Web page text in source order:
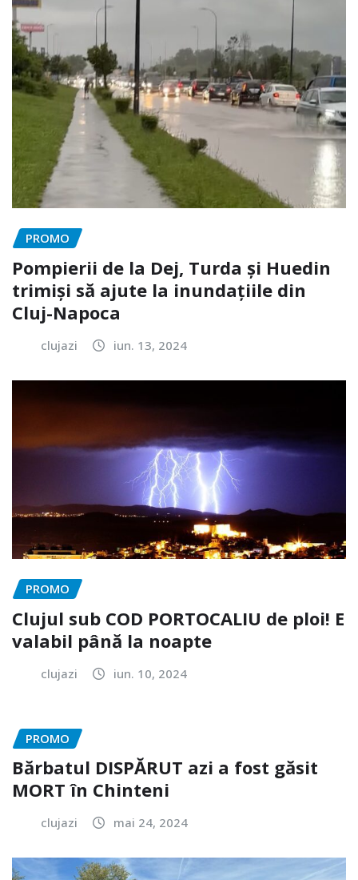
PROMO
Pompierii de la Dej, Turda și Huedin
trimiși să ajute la inundațiile din
Cluj-Napoca
clujazi iun. 13, 2024
PROMO
Clujul sub COD PORTOCALIU de ploi! E
valabil până la noapte
clujazi iun. 10, 2024
PROMO
Bărbatul DISPĂRUT azi a fost găsit
MORT în Chinteni
clujazi mai 24, 2024